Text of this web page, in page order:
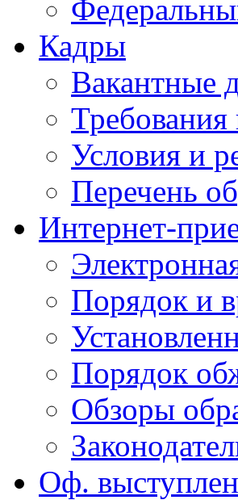
Кадры
Вакантные
Требования
Условия и
Перечень
Интернет-
Порядок и
Порядок
Обзоры
Оф.